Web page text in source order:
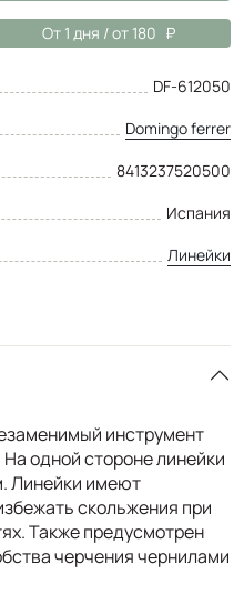
От 1 дня / от 180
DF-612050
Domingo ferrer
8413237520500
Испания
Линейки
инструмент
одной стороне линейки
Линейки имеют
скольжения при
Также предусмотрен
черчения чернилами